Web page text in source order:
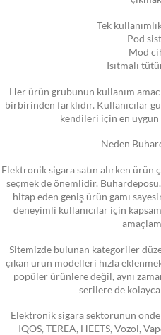
Tek
Pod
Mod
Isıtmalı
Her ürün grubunun kullanım
birbirinden farklıdır. Kullanıcılar
kendileri için en
Neden
Elektronik sigara satın alırken
seçmek de önemlidir.
hitap eden geniş ürün gamı
deneyimli kullanıcılar için
Sitemizde bulunan kategoriler
çıkan ürün modelleri hızla
popüler ürünlere değil, aynı
serilere de
Elektronik sigara sektörünün önde
IQOS, TEREA, HEETS, Vozol,